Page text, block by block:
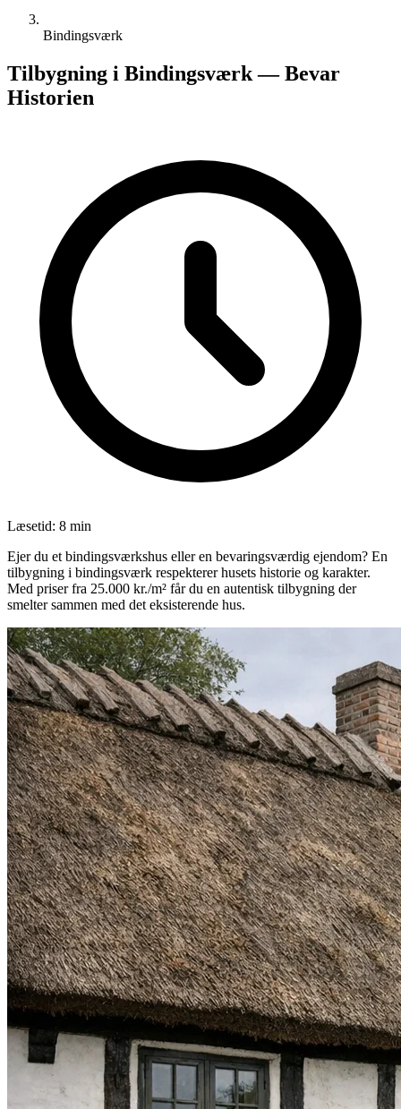
Bindingsværk
Tilbygning i Bindingsværk — Bevar
Historien
Læsetid: 8 min
Ejer du et bindingsværkshus eller en bevaringsværdig ejendom? En
tilbygning i bindingsværk respekterer husets historie og karakter.
Med priser fra 25.000 kr./m² får du en autentisk tilbygning der
smelter sammen med det eksisterende hus.